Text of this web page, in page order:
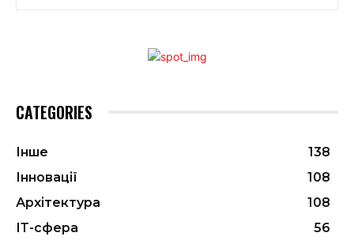
CATEGORIES
Інше
138
Інновації
108
Архітектура
108
ІТ-сфера
56